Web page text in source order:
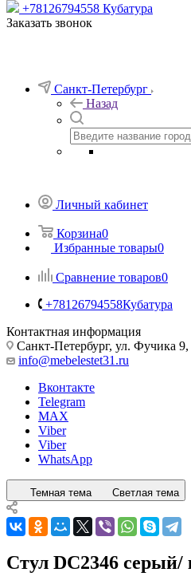
+78126794558 Кубатура
Заказать звонок
Санкт-Петербург
Назад
Личный кабинет
Корзина0
Избранные товары0
Сравнение товаров0
+78126794558Кубатура
Контактная информация
Санкт-Петербург, ул. Фучика
info@mebelestet31.ru
Вконтакте
Telegram
MAX
Viber
Viber
WhatsApp
Темная тема Светлая тема
Стул DC2346